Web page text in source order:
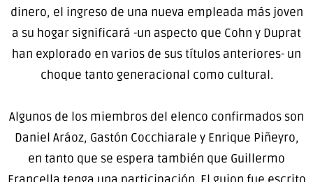
dinero, el ingreso de una nueva empleada más joven
a su hogar significará -un aspecto que Cohn y Duprat
han explorado en varios de sus títulos anteriores- un
choque tanto generacional como cultural.
Algunos de los miembros del elenco confirmados son
Daniel Aráoz, Gastón Cocchiarale y Enrique Piñeyro,
en tanto que se espera también que Guillermo